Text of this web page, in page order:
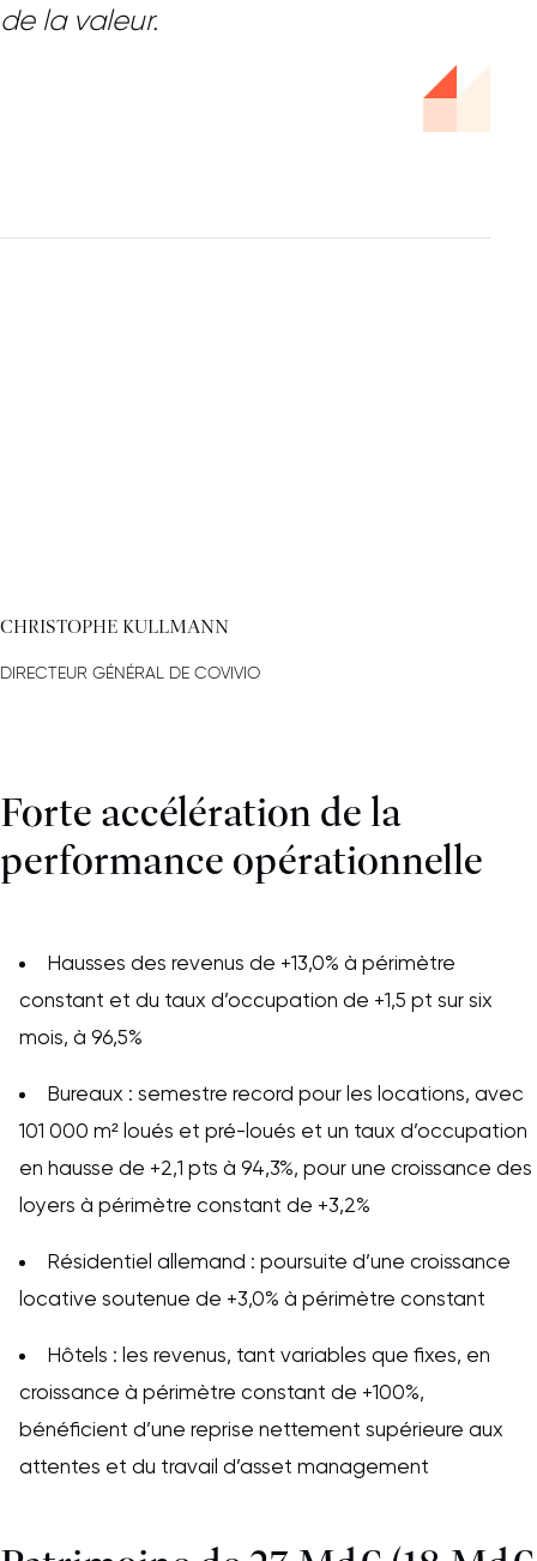
de la valeur.
CHRISTOPHE KULLMANN
DIRECTEUR GÉNÉRAL DE COVIVIO
Forte accélération de la
performance opérationnelle
Hausses des revenus de +13,0% à périmètre
constant et du taux d’occupation de +1,5 pt sur six
mois, à 96,5%
Bureaux : semestre record pour les locations, avec
101 000 m² loués et pré-loués et un taux d’occupation
en hausse de +2,1 pts à 94,3%, pour une croissance des
loyers à périmètre constant de +3,2%
Résidentiel allemand : poursuite d’une croissance
locative soutenue de +3,0% à périmètre constant
Hôtels : les revenus, tant variables que fixes, en
croissance à périmètre constant de +100%,
bénéficient d’une reprise nettement supérieure aux
attentes et du travail d’asset management